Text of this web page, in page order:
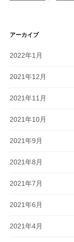
アーカイブ
2022年1月
2021年12月
2021年11月
2021年10月
2021年9月
2021年8月
2021年7月
2021年6月
2021年4月